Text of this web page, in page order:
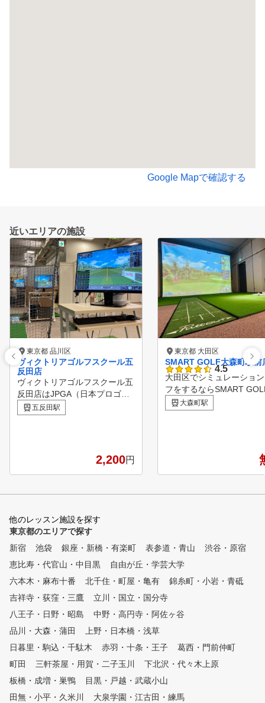
Google Mapで確認する
近いエリアの施設
東京都 品川区
ヴィクトリアゴルフスクール五
反田店
ヴィクトリアゴルフスクール五
反田店はJPGA（日本プロゴル
フ協会）公認ゴルフスクールと
して運営をしております。 駅
どでも手ぶらでゴルフスクール
に通う事ができます。 コーチ
ルフデビューしていただけます
。ゴルフ未経験の方にはクラブ
の握り方から、正しいアドレス
の取り方など基礎からしっかり
と御教え致しますので、ご安心
ください。 上級者の方には、
ツアープロのコーチも担当する
ゴルフ上達理論の『グラビティ
メソッド』やスイング解析、弾
道測定機などを利用してご満足
頂けるレッスンの提供を目指し
ております。
五反田駅
2,200円
東京都 大田区
SMART GOLF大森町駅前
4.5
大田区でシミュレーショ
フをするならSMART
！ 大森町駅前店は2ルー
間で集中してゴルフ練習
ップをしていただける環
大森町駅
他のレッスン施設を探す
東京都のエリアで探す
新宿
池袋 銀座・新橋・有楽町 表参道・青山
渋谷・原宿
恵比寿・代官山・中目黒
自由が丘・学芸大学
六本木・麻布十番
北千住・町屋・亀有
錦糸町・小岩・青砥
吉祥寺・荻窪・三鷹
立川・国立・国分寺
八王子・日野・昭島
中野・高円寺・阿佐ヶ谷
品川・大森・蒲田
上野・日本橋・浅草
日暮里・駒込・千駄木
赤羽・十条・王子
葛西・門前仲町
町田
三軒茶屋・用賀・二子玉川
下北沢・代々木上原
板橋・成増・巣鴨
目黒・戸越・武蔵小山
田無・小平・久米川
大泉学園・江古田・練馬